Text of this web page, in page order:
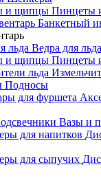
Пинцеты
Банкетный
Ведра для льда
Пинцеты
Подносы
Вазы и